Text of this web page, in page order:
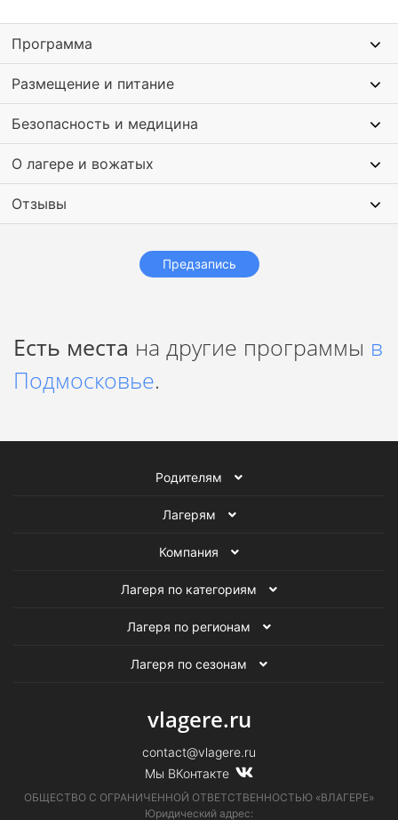
Программа
Размещение и питание
Безопасность и медицина
О лагере и вожатых
Отзывы
Предзапись
Есть места на другие программы в
Подмосковье.
Родителям
Лагерям
Компания
Лагеря по категориям
Лагеря по регионам
Лагеря по сезонам
vlagere.ru
contact@vlagere.ru
Мы ВКонтакте
ОБЩЕСТВО С ОГРАНИЧЕННОЙ ОТВЕТСТВЕННОСТЬЮ «ВЛАГЕРЕ»
Юридический адрес: